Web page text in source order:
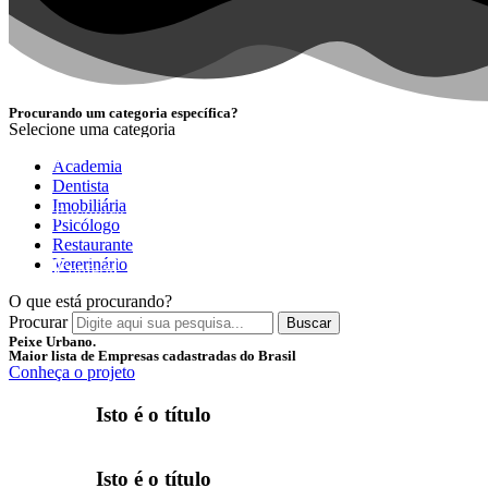
NOVIDADE
Encontre as melhores empresas separadas por
Conferir
Procurando um categoria específica?
Selecione uma categoria
Academia
Dentista
Imobiliária
Psicólogo
Restaurante
Veterinário
O que está procurando?
Procurar
Buscar
Peixe Urbano.
Maior lista de Empresas cadastradas do Brasil
Conheça o projeto
Isto é o título
Isto é o título